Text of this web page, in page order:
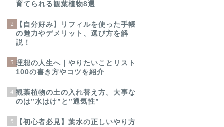
育てられる観葉植物8選
2
【自分好み】リフィルを使った手帳
の魅力やデメリット、選び方を解
説！
3 理想の人生へ｜やりたいことリスト
100の書き方やコツを紹介
4 観葉植物の土の入れ替え方。大事な
のは”水はけ”と”通気性”
5
【初心者必見】葉水の正しいやり方